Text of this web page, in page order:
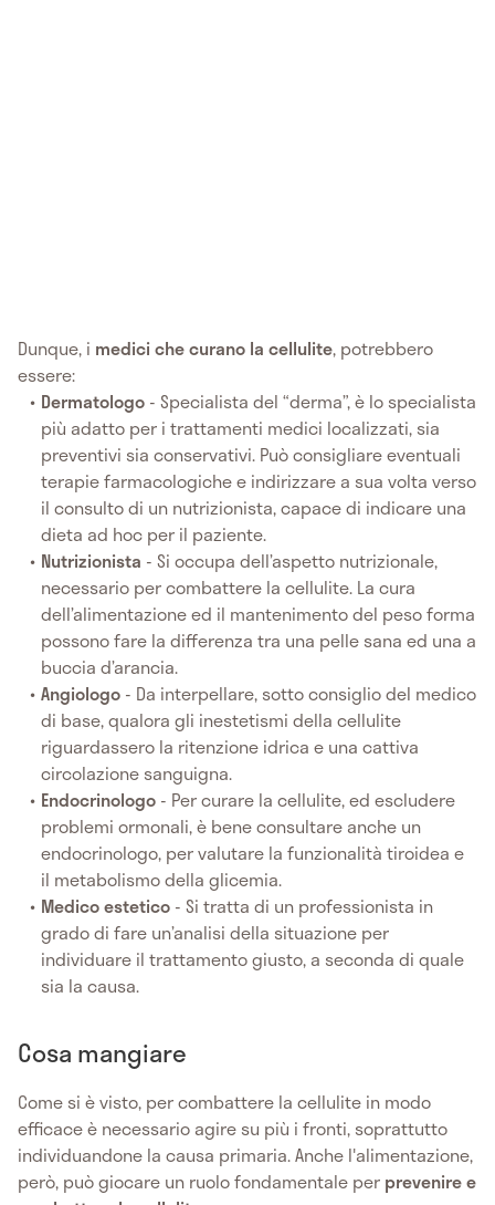
Dunque, i medici che curano la cellulite, potrebbero
essere:
Dermatologo - Specialista del “derma”, è lo specialista
più adatto per i trattamenti medici localizzati, sia
preventivi sia conservativi. Può consigliare eventuali
terapie farmacologiche e indirizzare a sua volta verso
il consulto di un nutrizionista, capace di indicare una
dieta ad hoc per il paziente.
Nutrizionista - Si occupa dell’aspetto nutrizionale,
necessario per combattere la cellulite. La cura
dell’alimentazione ed il mantenimento del peso forma
possono fare la differenza tra una pelle sana ed una a
buccia d’arancia.
Angiologo - Da interpellare, sotto consiglio del medico
di base, qualora gli inestetismi della cellulite
riguardassero la ritenzione idrica e una cattiva
circolazione sanguigna.
Endocrinologo - Per curare la cellulite, ed escludere
problemi ormonali, è bene consultare anche un
endocrinologo, per valutare la funzionalità tiroidea e
il metabolismo della glicemia.
Medico estetico - Si tratta di un professionista in
grado di fare un’analisi della situazione per
individuare il trattamento giusto, a seconda di quale
sia la causa.
Cosa mangiare
Come si è visto, per combattere la cellulite in modo
efficace è necessario agire su più i fronti, soprattutto
individuandone la causa primaria. Anche l'alimentazione,
però, può giocare un ruolo fondamentale per prevenire e